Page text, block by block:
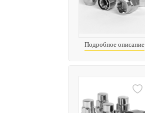
Подробное описание